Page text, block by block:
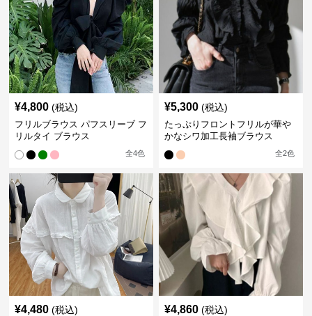
¥4,800 (税込)
フリルブラウス パフスリーブ フ
リルタイ ブラウス
全4色
¥5,300 (税込)
たっぷりフロントフリルが華や
かなシワ加工長袖ブラウス
全2色
¥4,480 (税込) ¥4,860 (税込)